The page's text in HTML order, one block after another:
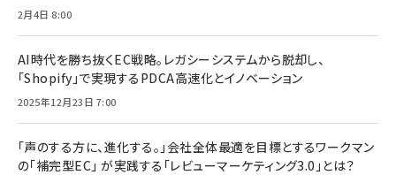
2月4日 8:00
AI時代を勝ち抜くEC戦略。レガシーシステムから脱却し、
「Shopify」で実現するPDCA高速化とイノベーション
2025年12月23日 7:00
「声のする方に、進化する。」会社全体最適を目標とするワークマン
の「補完型EC」 が実践する「レビューマーケティング3.0」とは？